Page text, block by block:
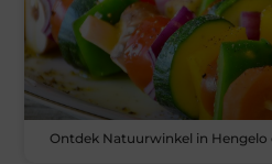
Ontdek Natuurwinkel in Hengelo